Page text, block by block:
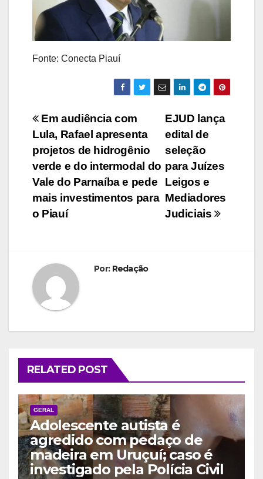
Fonte: Conecta Piauí
Navegação
de
Post
EJUD lança
edital de
seleção
para Juízes
Leigos e
Mediadores
Judiciais
Em audiência com
Lula, Rafael apresenta
projetos de hidrogênio
verde e do intermodal do
Vale do Parnaíba e pede
mais investimentos para
o Piauí
Por: Redação
RELATED POST
GERAL
Adolescente autista é
agredido com pedaço de
madeira em Uruçuí; caso é
investigado pela Polícia Civil